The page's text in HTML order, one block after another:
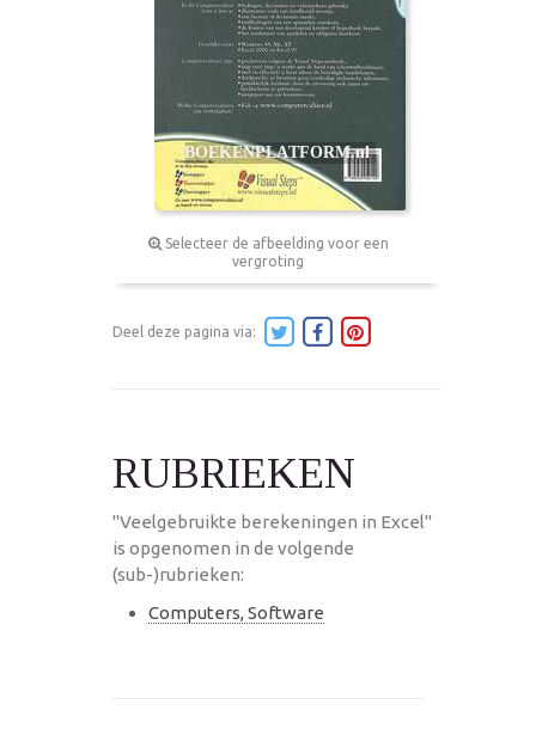
Selecteer de afbeelding voor een
vergroting
Deel deze pagina via:
RUBRIEKEN
"Veelgebruikte berekeningen in Excel"
is opgenomen in de volgende
(sub-)rubrieken:
Computers, Software